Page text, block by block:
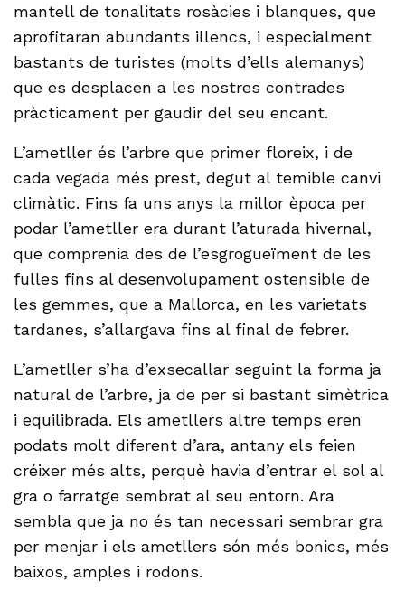
mantell de tonalitats rosàcies i blanques, que
aprofitaran abundants illencs, i especialment
bastants de turistes (molts d’ells alemanys)
que es desplacen a les nostres contrades
pràcticament per gaudir del seu encant.
L’ametller és l’arbre que primer floreix, i de
cada vegada més prest, degut al temible canvi
climàtic. Fins fa uns anys la millor època per
podar l’ametller era durant l’aturada hivernal,
que comprenia des de l’esgrogueïment de les
fulles fins al desenvolupament ostensible de
les gemmes, que a Mallorca, en les varietats
tardanes, s’allargava fins al final de febrer.
L’ametller s’ha d’exsecallar seguint la forma ja
natural de l’arbre, ja de per si bastant simètrica
i equilibrada. Els ametllers altre temps eren
podats molt diferent d’ara, antany els feien
créixer més alts, perquè havia d’entrar el sol al
gra o farratge sembrat al seu entorn. Ara
sembla que ja no és tan necessari sembrar gra
per menjar i els ametllers són més bonics, més
baixos, amples i rodons.